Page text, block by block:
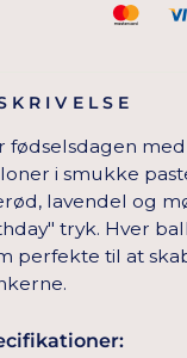
fødselsdagen
i smukke
lavendel og
tryk. Hver
perfekte til at